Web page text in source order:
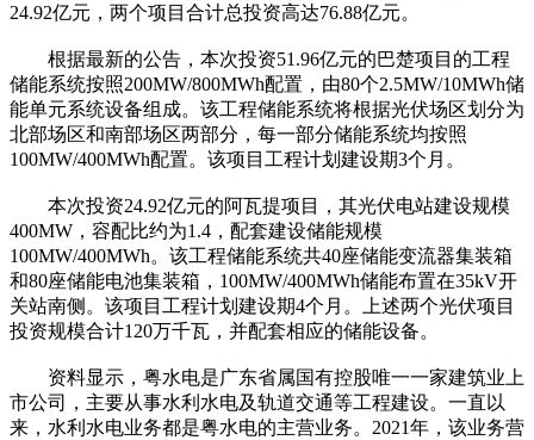
24.92亿元，两个项目合计总投资高达76.88亿元。
根据最新的公告，本次投资51.96亿元的巴楚项目的工程
储能系统按照200MW/800MWh配置，由80个2.5MW/10MWh储
能单元系统设备组成。该工程储能系统将根据光伏场区划分为
北部场区和南部场区两部分，每一部分储能系统均按照
100MW/400MWh配置。该项目工程计划建设期3个月。
本次投资24.92亿元的阿瓦提项目，其光伏电站建设规模
400MW，容配比约为1.4，配套建设储能规模
100MW/400MWh。该工程储能系统共40座储能变流器集装箱
和80座储能电池集装箱，100MW/400MWh储能布置在35kV开
关站南侧。该项目工程计划建设期4个月。上述两个光伏项目
投资规模合计120万千瓦，并配套相应的储能设备。
资料显示，粤水电是广东省属国有控股唯一一家建筑业上
市公司，主要从事水利水电及轨道交通等工程建设。一直以
来，水利水电业务都是粤水电的主营业务。2021年，该业务营